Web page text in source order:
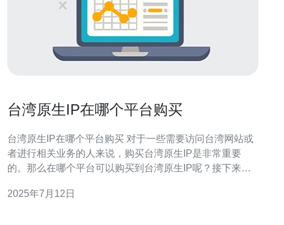
台湾原生IP在哪个平台购买
台湾原生IP在哪个平台购买 对于一些需要访问台湾网站或
者进行相关业务的人来说，购买台湾原生IP是非常重要
的。那么在哪个平台可以购买到台湾原生IP呢？接下来我
买台湾原生IP的方式。通过VPN服务商提供的台湾服务
2025年7月12日